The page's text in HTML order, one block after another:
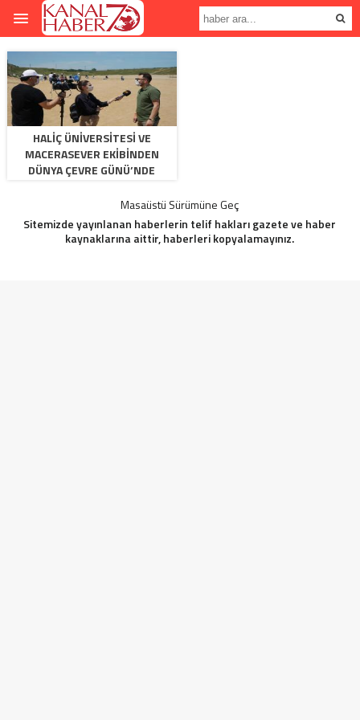
HALIÇ ÜNIVERSITESI VE
MACERASEVER EKIBINDEN
DÜNYA ÇEVRE GÜNÜ’NDE
Masaüstü Sürümüne Geç
Sitemizde yayınlanan haberlerin telif hakları gazete ve haber
kaynaklarına aittir, haberleri kopyalamayınız.